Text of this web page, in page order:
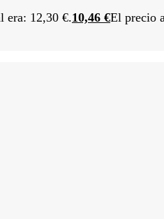
era: 12,30 €.10,46 €El precio